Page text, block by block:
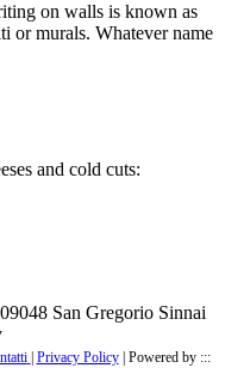
on walls is known as
or murals. Whatever name
and cold cuts:
San Gregorio Sinnai
| Privacy Policy| Powered by :::